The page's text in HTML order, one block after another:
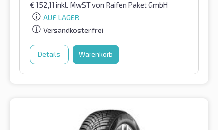
€ 152,11 inkl. MwSTvon Raifen Paket GmbH
AUF LAGER
Versandkostenfrei
Details Warenkorb